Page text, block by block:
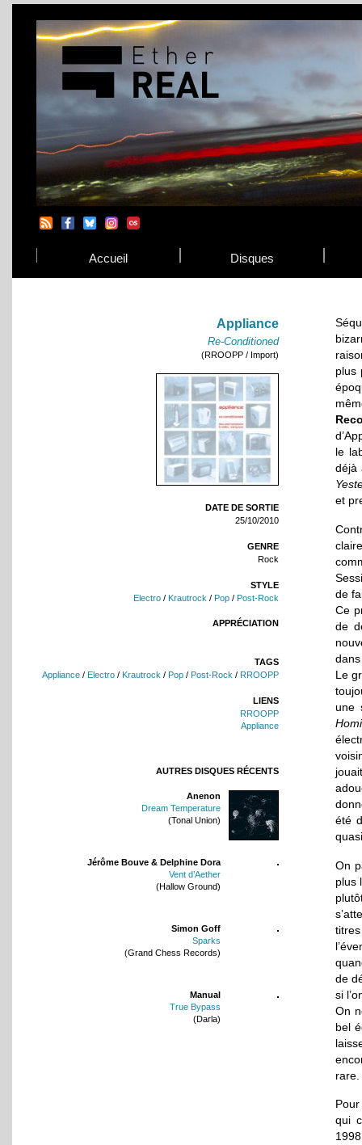
Accueil Disques
Appliance
Re-Conditioned
(RROOPP / Import)
DATE DE SORTIE
25/10/2010
GENRE
Rock
STYLE
Electro / Krautrock / Pop / Post-Rock
APPRÉCIATION
TAGS
Appliance / Electro / Krautrock / Pop / Post-Rock / RROOPP
LIENS
RROOPP
Appliance
AUTRES DISQUES RÉCENTS
Anenon
Dream Temperature
(Tonal Union)
Jérôme Bouve & Delphine Dora
Vent d’Aether
(Hallow Ground)
Simon Goff
Sparks
(Grand Chess Records)
Manual
True Bypass
(Darla)
plus
le
déjà
et
de
Ce
de
Le
une
été
On
plus
de
si
On
bel
rare.
qui